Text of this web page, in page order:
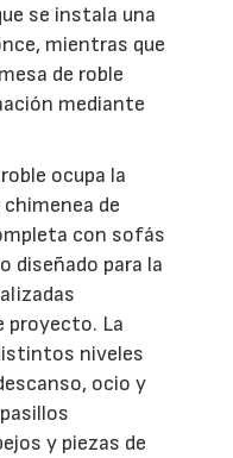
se instala una
mientras que
de roble
mediante
ocupa la
de
con sofás
diseñado para la
proyecto. La
niveles
ocio y
y piezas de